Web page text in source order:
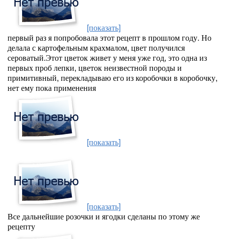
[показать]
первый раз я попробовала этот рецепт в прошлом году. Но
делала с картофельным крахмалом, цвет получился
сероватый.Этот цветок живет у меня уже год, это одна из
первых проб лепки, цветок неизвестной породы и
примитивный, перекладываю его из коробочки в коробочку,
нет ему пока применения
[показать]
[показать]
Все дальнейшие розочки и ягодки сделаны по этому же
рецепту